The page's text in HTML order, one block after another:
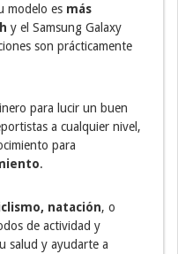
modelo es más
y el Samsung Galaxy
son prácticamente
para lucir un buen
a cualquier nivel,
para
.
natación, o
de actividad y
salud y ayudarte a